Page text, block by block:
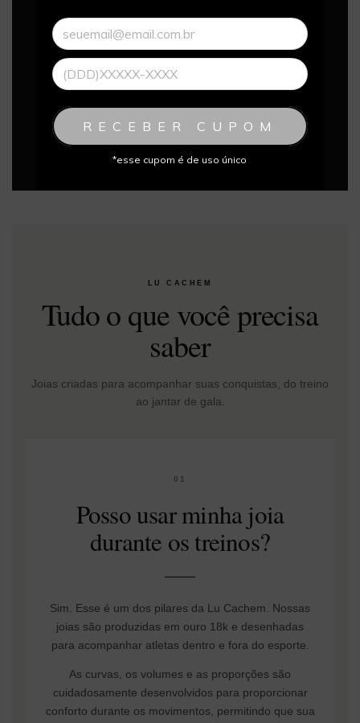
RECEBER CUPOM
*esse cupom é de uso único
“Amei minha medalha. Uma joia linda
para eternizar essa conquista.”
Margarida Maria
Pingente 21K em ouro amarelo
LU CACHEM
Tudo o que você precisa
saber
Joias criadas para acompanhar suas conquistas, do treino
ao jantar de gala.
01
Posso usar minha joia
durante os treinos?
Sim. Esse é um dos pilares da Lu Cachem. Nossas
joias são produzidas em ouro 18k e desenhadas
para acompanhar atletas dentro e fora do esporte.
As curvas, os volumes e as proporções são
cuidadosamente desenvolvidos para proporcionar
conforto durante os movimentos, permitindo que sua